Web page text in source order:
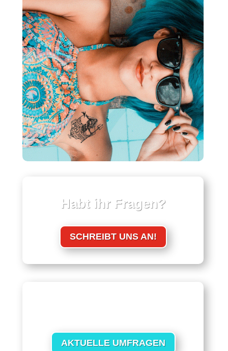
Habt ihr Fragen?
SCHREIBT UNS AN!
AKTUELLE UMFRAGEN